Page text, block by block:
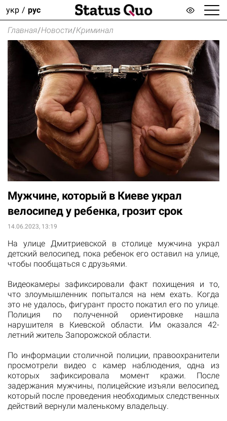
укр рус
Главная/Новости/Криминал
Мужчине, который в Киеве украл
велосипед у ребенка, грозит срок
14.06.2023, 13:19
На улице Дмитриевской в столице мужчина украл
детский велосипед, пока ребенок его оставил на улице,
чтобы пообщаться с друзьями.
Видеокамеры зафиксировали факт похищения и то,
что злоумышленник попытался на нем ехать. Когда
это не удалось, фигурант просто покатил его по улице.
Полиция по полученной ориентировке нашла
нарушителя в Киевской области. Им оказался 42-
летний житель Запорожской области.
По информации столичной полиции, правоохранители
просмотрели видео с камер наблюдения, одна из
которых зафиксировала момент кражи. После
задержания мужчины, полицейские изъяли велосипед,
который после проведения необходимых следственных
действий вернули маленькому владельцу.